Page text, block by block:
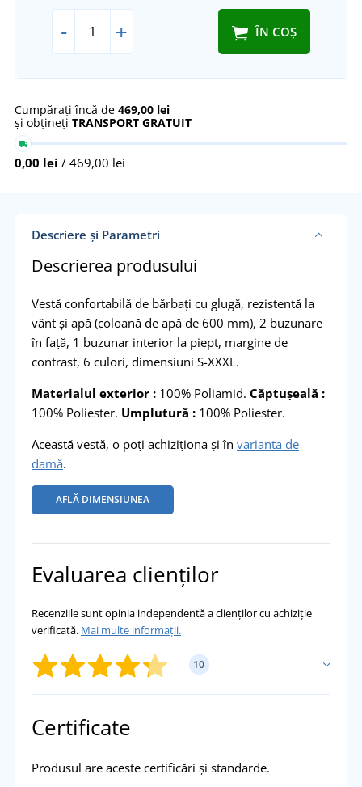
- + ÎN COȘ
Cumpărați încă de 469,00 lei
și obțineți TRANSPORT GRATUIT
0,00 lei / 469,00 lei
Descriere și Parametri
Descrierea produsului
Vestă confortabilă de bărbați cu glugă, rezistentă la
vânt și apă (coloană de apă de 600 mm), 2 buzunare
în faţă, 1 buzunar interior la piept, margine de
contrast, 6 culori, dimensiuni S-XXXL.
Materialul exterior :100% Poliamid. Căptușeală :
100% Poliester. Umplutură :100% Poliester.
Această vestă, o poți achiziționa și în varianta de
damă.
AFLĂ DIMENSIUNEA
Evaluarea clienților
Recenziile sunt opinia independentă a clienților cu achiziție
verificată. Mai multe informații.
10
Martin Pavelka
Certificate
Produsul are aceste certificări și standarde.